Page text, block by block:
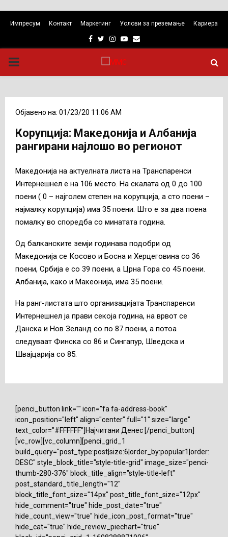
Импресум Контакт Маркетинг Услови за преземање Кариера
Facebook
TwitterInstagram
Youtube
Email
PRIMARY
Објавено на: 01/23/20 11:06 AM
Корупција: Македонија и Албанија
рангирани најлошо во регионот
Македонија на актуелната листа на Транспаренси
Интернешнел е на 106 место. На скалата од 0 до 100
поени ( 0 – најголем степен на корупција, а сто поени –
најмалку корупција) има 35 поени. Што е за два поена
помалку во споредба со минатата година.
Од балканските земји годинава подобри од
Македонија се Косово и Босна и Херцеговина со 36
поени, Србија е со 39 поени, а Црна Гора со 45 поени.
Албанија, како и Макеонија, има 35 поени.
На ранг-листата што организацијата Транспаренси
Интернешнел ја прави секоја година, на врвот се
Данска и Нов Зеланд со по 87 поени, а потоа
следуваат Финска со 86 и Сингапур, Шведска и
Швајцарија со 85.
[penci_button link="" icon="fa fa-address-book"
icon_position="left" align="center" full="1" size="large"
text_color="#FFFFFF"]Најчитани Денес [/penci_button]
[vc_row][vc_column][penci_grid_1
build_query="post_type:post|size:6|order_by:popular1|order:
DESC" style_block_title="style-title-grid" image_size="penci-
thumb-280-376" block_title_align="style-title-left"
post_standard_title_length="12"
block_title_font_size="14px" post_title_font_size="12px"
hide_comment="true" hide_post_date="true"
hide_count_view="true" hide_icon_post_format="true"
hide_cat="true" hide_review_piechart="true"